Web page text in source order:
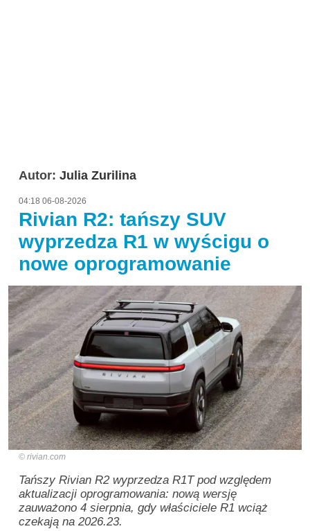
Autor: Julia Zurilina
04:18 06-08-2026
Rivian R2: tańszy SUV
wyprzedza R1 w wyścigu o
nowe oprogramowanie
rivian.com
Tańszy Rivian R2 wyprzedza R1T pod względem
aktualizacji oprogramowania: nową wersję
zauważono 4 sierpnia, gdy właściciele R1 wciąż
czekają na 2026.23.